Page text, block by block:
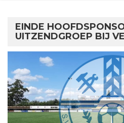
EINDE
UITZENDGROEP BIJ